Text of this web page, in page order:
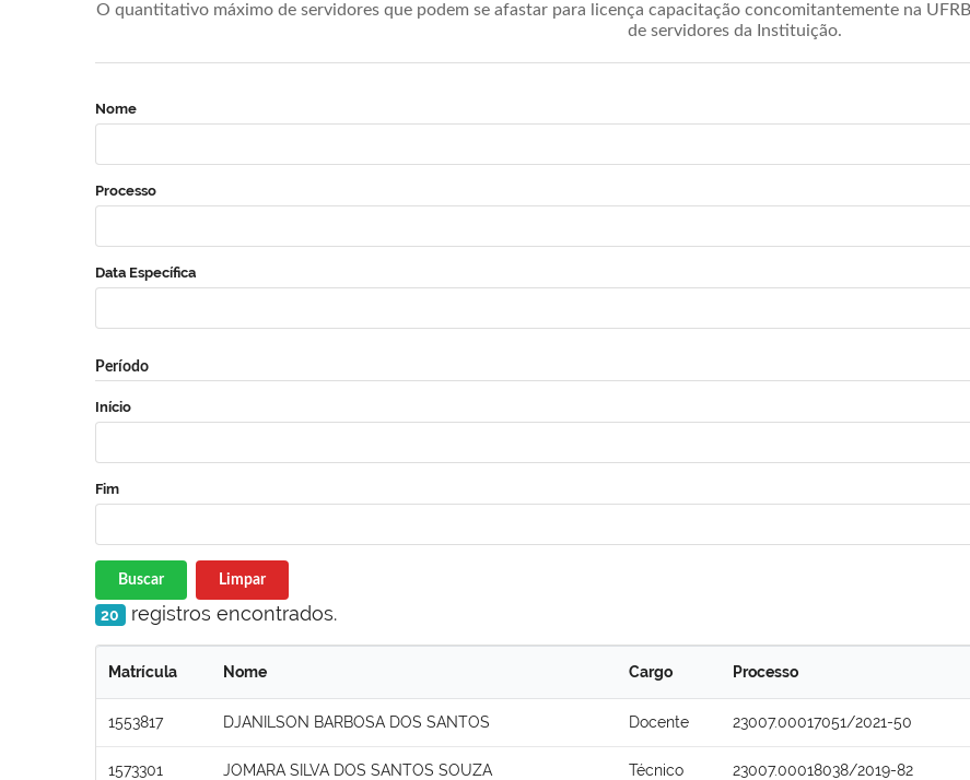
O quantitativo máximo de servidores que podem se afastar para licença capacitação concomitantemente na
de servidores da Instituição.
Nome
Processo
Data Específica
Período
Início
Fim
Buscar Limpar
20 registros encontrados.
Matrícula Nome Cargo Processo
1553817 DJANILSON BARBOSA DOS SANTOS Docente 23007.00017051/2021-50
1573301 JOMARA SILVA DOS SANTOS SOUZA Técnico 23007.00018038/2019-82